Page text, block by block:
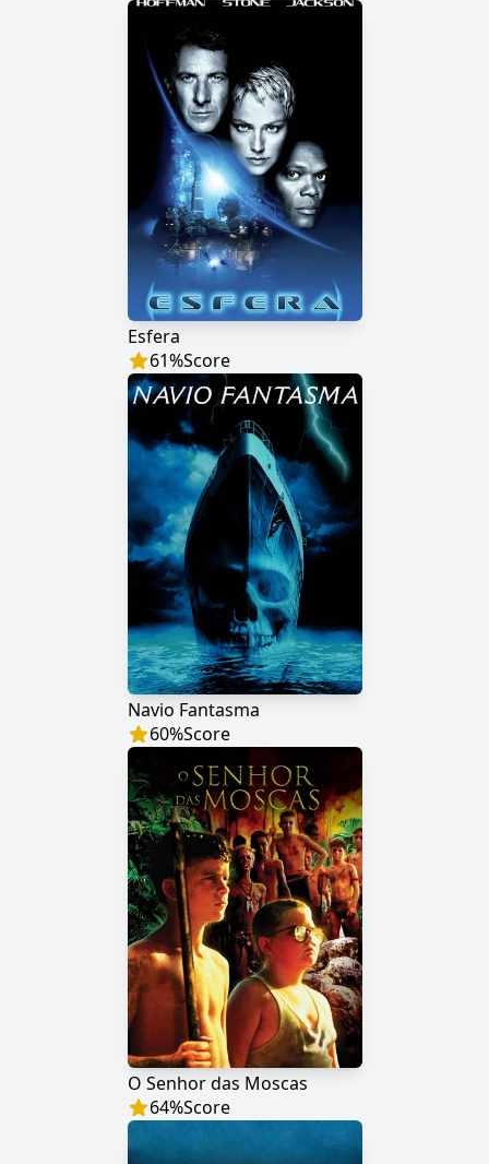
Esfera
61%Score
Navio Fantasma
60%Score
O Senhor das Moscas
64%Score